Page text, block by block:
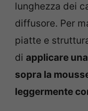
lunghezza dei
diffusore. Per
piatte e
di applicare
sopra la
leggermente